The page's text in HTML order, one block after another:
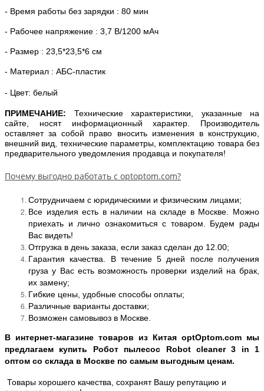
- Время работы без зарядки : 80 мин
- Рабочее напряжение : 3,7 В/1200 мАч
- Размер : 23,5*23,5*6 см
- Материал : АБС-пластик
- Цвет: белый
ПРИМЕЧАНИЕ: Технические характеристики, указанные на
сайте, носят информационный характер. Производитель
оставляет за собой право вносить изменения в конструкцию,
внешний вид, технические параметры, комплектацию товара без
предварительного уведомления продавца и покупателя!
Почему выгодно работать с optoptom.com?
Сотрудничаем с юридическими и физическим лицами;
Все изделия есть в наличии на складе в Москве. Можно
приехать и лично ознакомиться с товаром. Будем рады
Вас видеть!
Отгрузка в день заказа, если заказ сделан до 12.00;
Гарантия качества. В течение 5 дней после получения
груза у Вас есть возможность проверки изделий на брак,
их замену;
Гибкие цены, удобные способы оплаты;
Различные варианты доставки;
Возможен самовывоз в Москве.
В интернет-магазине товаров из Китая optOptom.com мы
предлагаем купить Робот пылесос Robot cleaner 3 in 1
оптом со склада в Москве по самым выгодным ценам.
Товары хорошего качества, сохранят Вашу репутацию и